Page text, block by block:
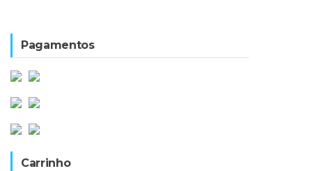
Pagamentos
Carrinho